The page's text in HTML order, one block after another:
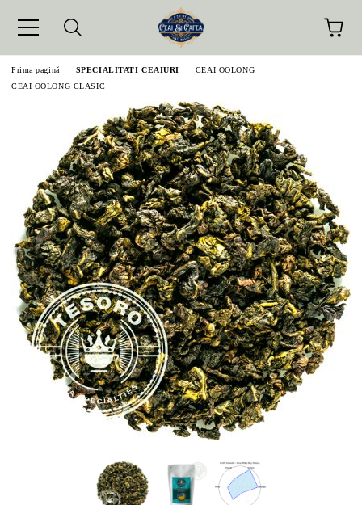
Prima pagină SPECIALITATI CEAIURI
CEAI OOLONG
CEAI OOLONG CLASIC